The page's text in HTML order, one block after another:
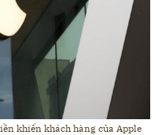
khiến khách hàng của Apple